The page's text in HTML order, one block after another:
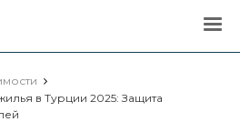
в Турции 2025: Защита